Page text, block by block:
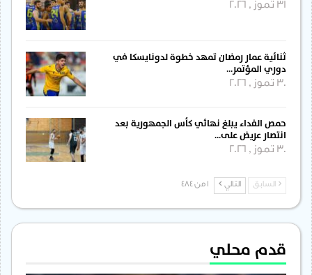
31 تموز , 2026
ثنائية عمار رمضان تمهد خطوة لدونايسكا في
دوري المؤتمر…
30 تموز , 2026
حمص الفداء يبلغ نهائي كأس الجمهورية بعد
انتصار عريض على…
30 تموز , 2026
السابق التالي
قدم محلي